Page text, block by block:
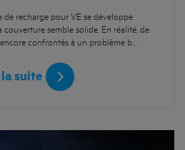
de recharge pour VE se développe
couverture semble solide. En réalité, de
confrontés à un problème b…
suite